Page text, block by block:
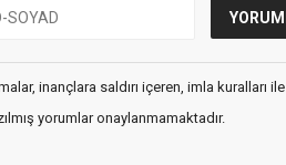
inançlara saldırı içeren, imla kuralları ile
yorumlar onaylanmamaktadır.